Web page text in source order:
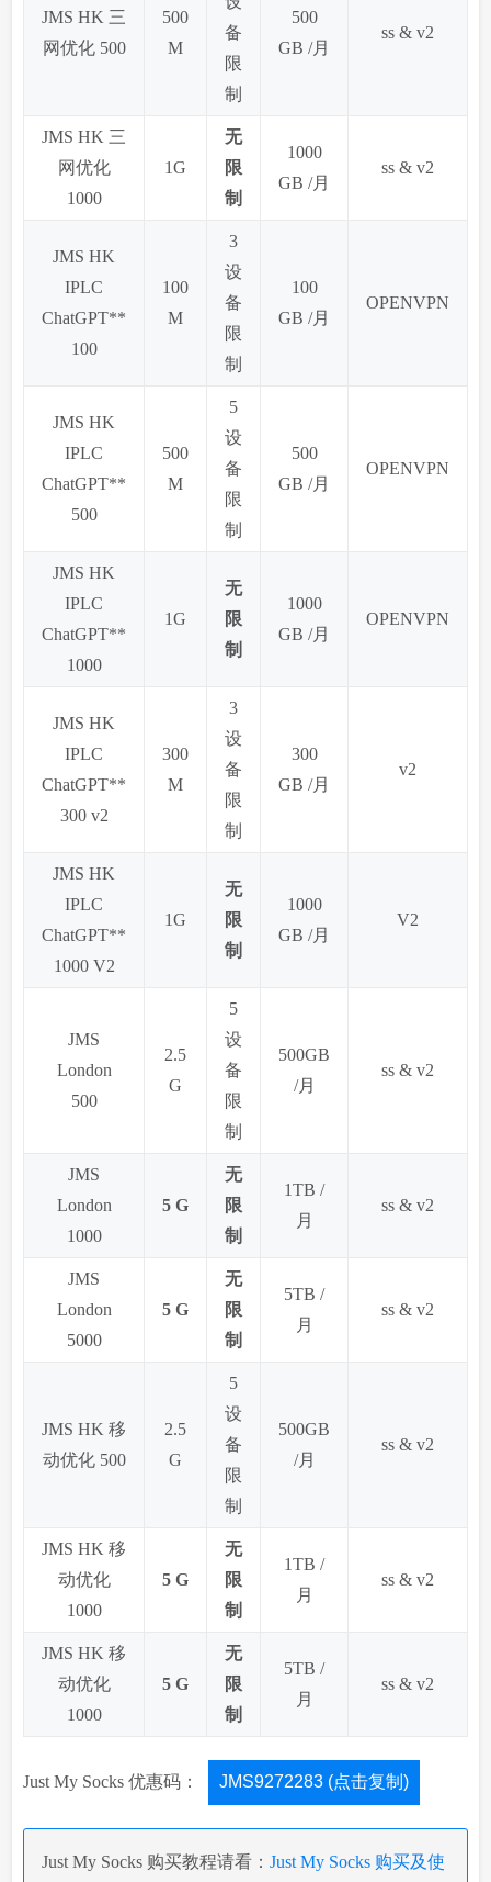
JMS HK 三
网优化 500
500
M
备
限
制
500
GB /月
ss & v2
JMS HK 三
网优化
1000
1G
无
限
制
1000
GB /月
ss & v2
JMS HK
IPLC
ChatGPT**
100
100
M
3
设
备
限
制
100
GB /月
OPENVPN
JMS HK
IPLC
ChatGPT**
500
500
M
5
设
备
限
制
500
GB /月
OPENVPN
JMS HK
IPLC
ChatGPT**
1000
1G
无
限
制
1000
GB /月
OPENVPN
JMS HK
IPLC
ChatGPT**
300 v2
300
M
3
设
备
限
制
300
GB /月
v2
JMS HK
IPLC
ChatGPT**
1000 V2
1G
无
限
制
1000
GB /月
V2
JMS
London
500
2.5
G
5
设
备
限
制
500GB
/月
ss & v2
JMS
London
1000
5 G
无
限
制
1TB /
月
ss & v2
JMS
London
5000
5 G
无
限
制
5TB /
月
ss & v2
JMS HK 移
动优化 500
2.5
G
5
设
备
限
制
500GB
/月
ss & v2
JMS HK 移
动优化
1000
5 G
无
限
制
1TB /
月
ss & v2
JMS HK 移
动优化
1000
5 G
无
限
制
5TB /
月
ss & v2
Just My Socks 优惠码： JMS9272283 (点击复制)
Just My Socks 购买教程请看：Just My Socks 购买及使